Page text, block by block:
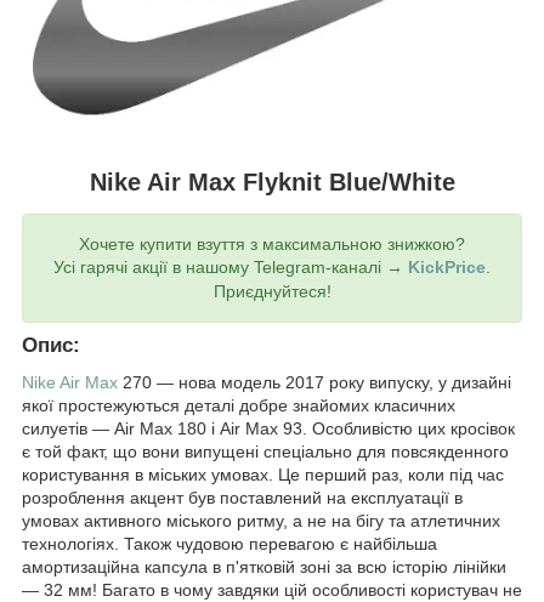
Nike Air Max Flyknit Blue/White
Хочете купити взуття з максимальною знижкою?
Усі гарячі акції в нашому Telegram-каналі → KickPrice.
Приєднуйтеся!
Опис:
Nike Air Max 270 — нова модель 2017 року випуску, у дизайні
якої простежуються деталі добре знайомих класичних
силуетів — Air Max 180 і Air Max 93. Особливістю цих кросівок
є той факт, що вони випущені спеціально для повсякденного
користування в міських умовах. Це перший раз, коли під час
розроблення акцент був поставлений на експлуатації в
умовах активного міського ритму, а не на бігу та атлетичних
технологіях. Також чудовою перевагою є найбільша
амортизаційна капсула в п'ятковій зоні за всю історію лінійки
— 32 мм! Багато в чому завдяки цій особливості користувач не